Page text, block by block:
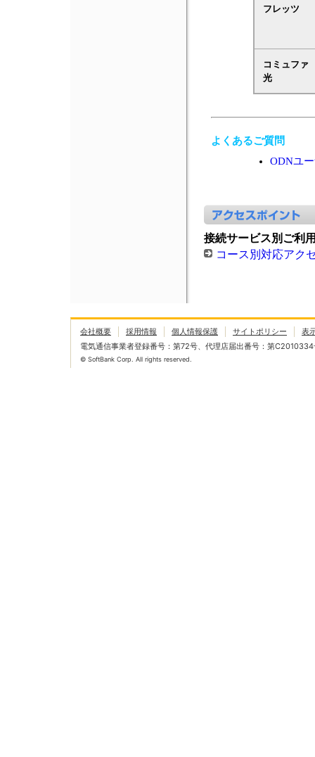
フレッツ
コミュファ
光
よくあるご質問
ODNユ
接続サービス別ご利
コース別対応アク
会社概要 採用情報 個人情報保護 サイトポリシー
表
電気通信事業者登録番号：第72号、代理店届出番号：第C2010334
© SoftBank Corp. All rights reserved.